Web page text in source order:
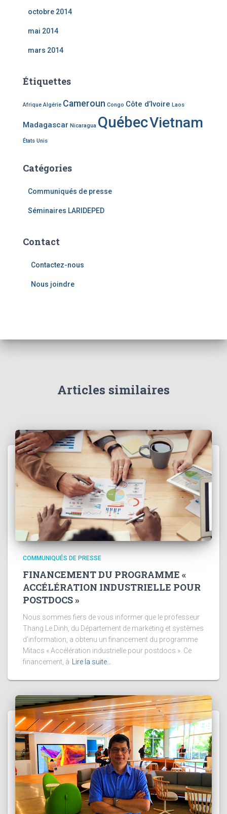
octobre 2014
mai 2014
mars 2014
Étiquettes
Afrique Algérie Cameroun Congo Côte d’Ivoire Laos
Madagascar Nicaragua QuébecVietnam
États Unis
Catégories
Communiqués de presse
Séminaires LARIDEPED
Contact
Contactez-nous
Nous joindre
Articles similaires
COMMUNIQUÉS DE PRESSE
FINANCEMENT DU PROGRAMME «
ACCÉLÉRATION INDUSTRIELLE POUR
POSTDOCS »
Nous sommes fiers de vous informer que le professeur
Thang Le Dinh, du Département de marketing et systèmes
d’information, a obtenu un financement du programme
Mitacs « Accélération industrielle pour postdocs ». Ce
financement, à Lire la suite…